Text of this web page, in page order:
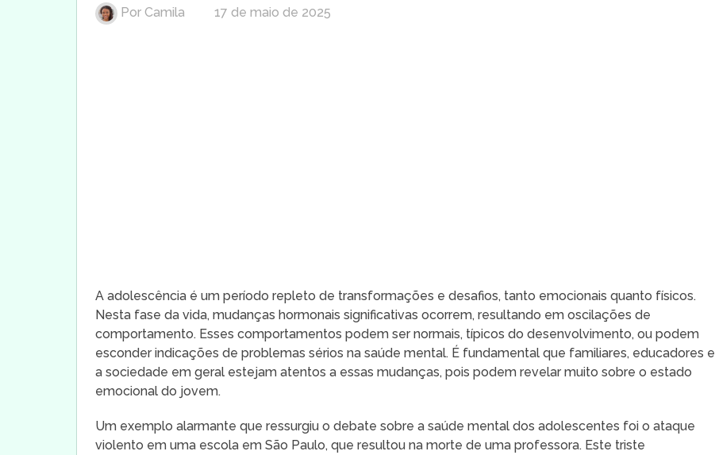
PorCamila 17 de maio de 2025
A adolescência é um período repleto de transformações e desafios, tanto emocionais quanto físicos.
Nesta fase da vida, mudanças hormonais significativas ocorrem, resultando em oscilações de
comportamento. Esses comportamentos podem ser normais, típicos do desenvolvimento, ou podem
esconder indicações de problemas sérios na saúde mental. É fundamental que familiares, educadores e
a sociedade em geral estejam atentos a essas mudanças, pois podem revelar muito sobre o estado
emocional do jovem.
Um exemplo alarmante que ressurgiu o debate sobre a saúde mental dos adolescentes foi o ataque
violento em uma escola em São Paulo, que resultou na morte de uma professora. Este triste